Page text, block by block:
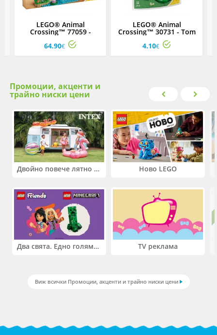
LEGO® Animal
Crossing™ 77059 -
Забавен ден на Timmy и
Tommy
64.90€
LEGO® Animal
Crossing™ 30731 - Tom
Nook и летящ подарък
4.10€
Промоции, акценти и
трайно ниски цени
Двойно повече лятно забавление! Купи 2 продукта INTEX и вземи -33%
Два свята. Едно голямо приключение. Купи 2 продукта LEGO® Friends и/или LEGO® Minecraft и вземи -27%
Ново LEGO
TV реклама
Виж всички Промоции, акценти и трайно ниски цени